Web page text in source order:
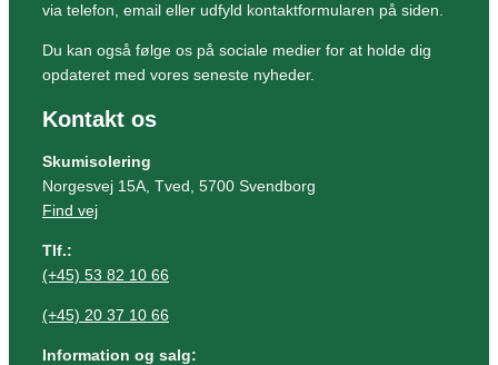
via telefon, email eller udfyld kontaktformularen på siden.
Du kan også følge os på sociale medier for at holde dig
opdateret med vores seneste nyheder.
Kontakt os
Skumisolering
Norgesvej 15A, Tved, 5700 Svendborg
Find vej
Tlf.:
(+45) 53 82 10 66
(+45) 20 37 10 66
Information og salg: